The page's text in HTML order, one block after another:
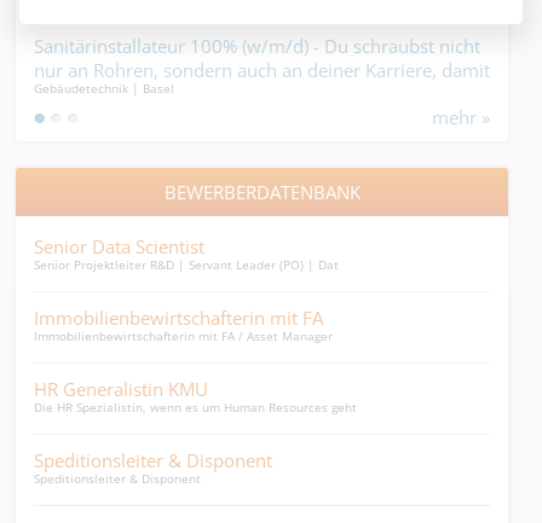
100% (w/m/d) - Du schraubst nicht
sondern auch an deiner Karriere, damit
| Basel
Elektroinstallateur
- Du baust, die
mehr »
BEWERBERDATENBANK
Scientist
R&D | Servant Leader (PO) | Dat
mit FA
mit FA / Asset Manager
KMU
wenn es um Human Resources geht
& Disponent
Disponent